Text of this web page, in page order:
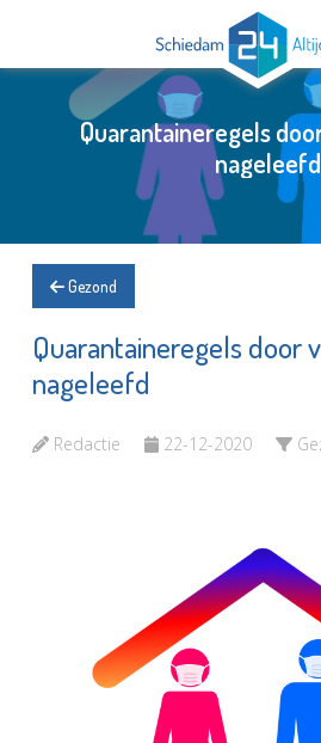
Quarantaineregels
nageleefd
Gezond
Quarantaineregels door
nageleefd
Redactie 22-12-2020